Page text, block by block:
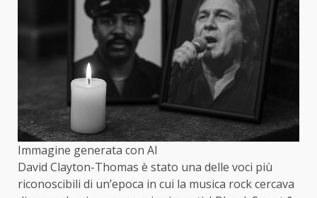
Immagine generata con AI
David Clayton-Thomas è stato una delle voci più
riconoscibili di un’epoca in cui la musica rock cercava